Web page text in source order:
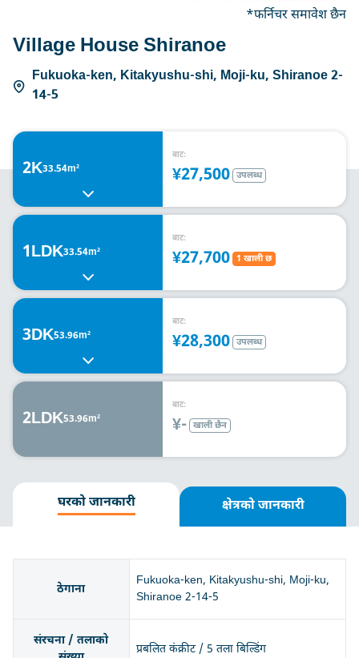
Village House Shiranoe
Fukuoka-ken, Kitakyushu-shi, Moji-ku, Shiranoe 2-
14-5
*फर्निचर समावेश छैन
2K33.54m²
बाट:
¥27,500 उपलब्ध
1LDK33.54m²
बाट:
¥27,700 1 खाली छ
3DK53.96m²
बाट:
¥28,300 उपलब्ध
2LDK53.96m²
बाट:
¥- खाली छैन
घरको जानकारी क्षेत्रको जानकारी
ठेगाना
Fukuoka-ken, Kitakyushu-shi, Moji-ku,
Shiranoe 2-14-5
संरचना / तलाको
प्रबलित कंक्रीट / 5 तला बिल्डिंग